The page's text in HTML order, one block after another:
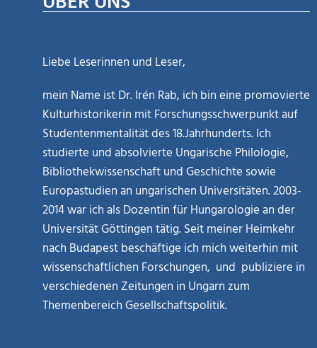
Liebe Leserinnen und Leser,
mein Name ist Dr. Irén Rab, ich bin eine promovierte
Kulturhistorikerin mit Forschungsschwerpunkt auf
Studentenmentalität des 18.Jahrhunderts. Ich
studierte und absolvierte Ungarische Philologie,
Bibliothekwissenschaft und Geschichte sowie
Europastudien an ungarischen Universitäten. 2003-
2014 war ich als Dozentin für Hungarologie an der
Universität Göttingen tätig. Seit meiner Heimkehr
nach Budapest beschäftige ich mich weiterhin mit
wissenschaftlichen Forschungen, und publiziere in
verschiedenen Zeitungen in Ungarn zum
Themenbereich Gesellschaftspolitik.